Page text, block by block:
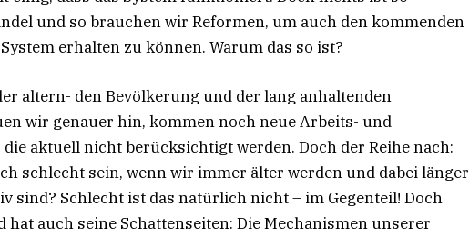
und so brauchen wir Reformen, um auch den kommenden
erhalten zu können. Warum das so ist?
altern- den Bevölkerung und der lang anhaltenden
wir genauer hin, kommen noch neue Arbeits- und
die aktuell nicht berücksichtigt werden. Doch der Reihe nach:
schlecht sein, wenn wir immer älter werden und dabei länger
sind? Schlecht ist das natürlich nicht – im Gegenteil! Doch
auch seine Schattenseiten: Die Mechanismen unserer